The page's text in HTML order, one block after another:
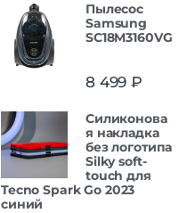
Пылесос
Samsung
SC18M3160VG
8 499 ₽
Силиконова
я накладка
без логотипа
Silky soft-
touch для
Tecno Spark Go 2023
синий